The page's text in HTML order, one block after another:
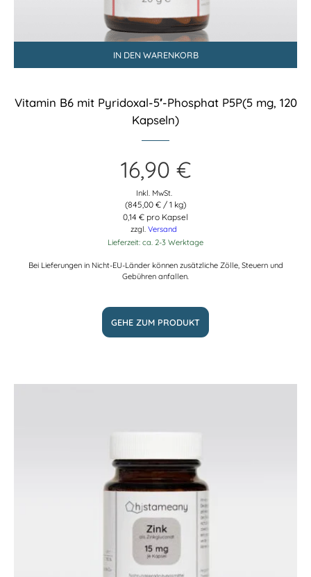
IN DEN WARENKORB
Vitamin B6 mit Pyridoxal-5′-Phosphat P5P(5 mg, 120
Kapseln)
16,90 €
Inkl. MwSt.
(845,00 € / 1 kg)
0,14 € pro Kapsel
zzgl. Versand
Lieferzeit: ca. 2-3 Werktage
Bei Lieferungen in Nicht-EU-Länder können zusätzliche Zölle, Steuern und
Gebühren anfallen.
GEHE ZUM PRODUKT